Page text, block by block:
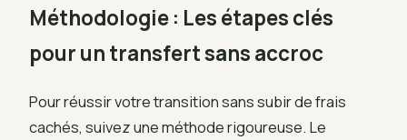
Méthodologie : Les étapes clés
pour un transfert sans accroc
Pour réussir votre transition sans subir de frais
cachés, suivez une méthode rigoureuse. Le